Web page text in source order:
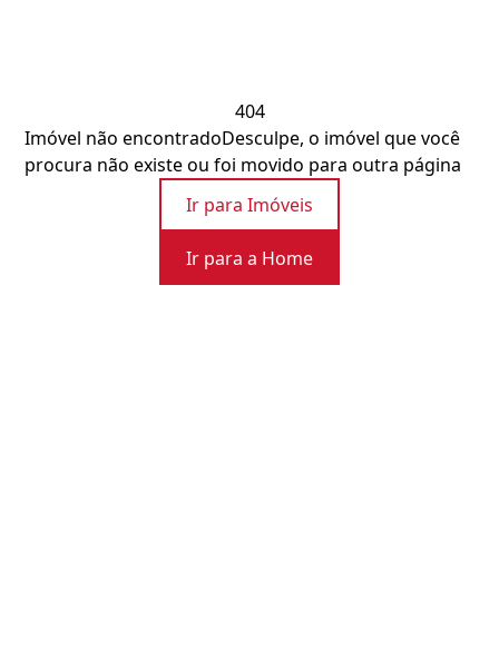
404
Imóvel não encontradoDesculpe, o imóvel que você
procura não existe ou foi movido para outra página
Ir para Imóveis
Ir para a Home